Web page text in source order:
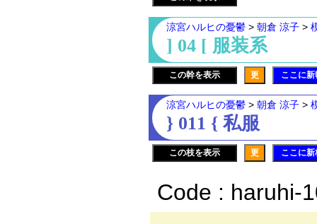
涼宮ハルヒの憂鬱 > 朝倉 涼子 >
] 04 [ 服装系
この幹を表示 更 ここに
涼宮ハルヒの憂鬱 > 朝倉 涼子 >
} 011 { 私服
この枝を表示 更 ここに
Code : haruhi-